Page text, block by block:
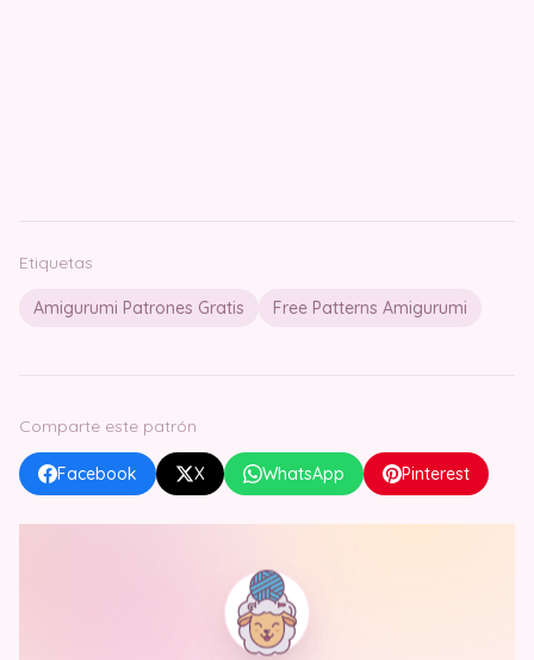
Etiquetas
Amigurumi Patrones Gratis Free Patterns Amigurumi
Comparte este patrón
Facebook X WhatsApp Pinterest